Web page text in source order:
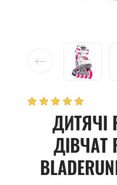
ДІВЧАТ